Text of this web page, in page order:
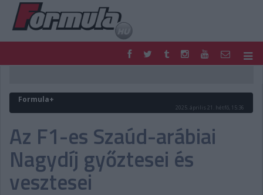
FORMULA
MOTOR
PODCAST
SHOP
LIVE
TIPPJÁTÉK
DIGITÁLIS MAGAZIN
PONTÁLLÁSOK
VERSENYNAPTÁRAK
Formula+
2025. április 21. hétfő, 15:36
Az F1-es Szaúd-arábiai
Nagydíj győztesei és
vesztesei